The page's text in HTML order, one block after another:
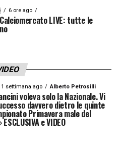
TOP NEWS
6 ore ago
LIVE: tutte le
1 settimana ago Alberto Petrosilli
voleva solo la Nazionale. Vi
davvero dietro le quinte
Primavera male del
e VIDEO